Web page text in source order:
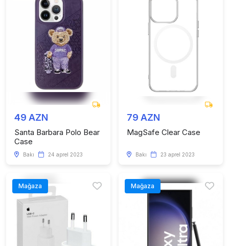
49 AZN
Santa Barbara Polo Bear
Case
Bakı 24 aprel 2023
79 AZN
MagSafe Clear Case
Bakı 23 aprel 2023
Mağaza Mağaza